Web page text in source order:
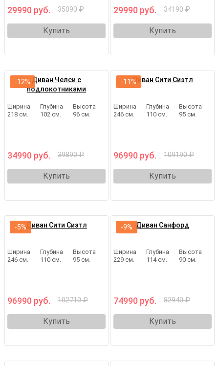
29990 руб. 35090 ₽
Купить
29990 руб. 34190 ₽
Купить
Диван Челси с
подлокотниками
Ширина
218 см.
Глубина
102 см.
Высота
96 см.
34990 руб. 39890 ₽
Купить
-12% Диван Сити Сиэтл
Ширина
246 см.
Глубина
110 см.
Высота
95 см.
96990 руб. 109190 ₽
Купить
-11%
Диван Сити Сиэтл
Ширина
246 см.
Глубина
110 см.
Высота
95 см.
96990 руб. 102710 ₽
Купить
-5% Диван Санфорд
Ширина
229 см.
Глубина
114 см.
Высота
90 см.
74990 руб. 82940 ₽
Купить
-9%